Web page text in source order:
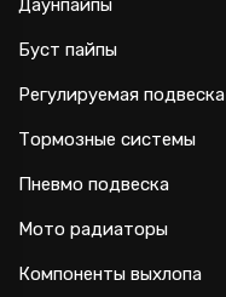
Даунпайпы
Буст пайпы
Регулируемая подвеска
Тормозные системы
Пневмо подвеска
Мото радиаторы
Компоненты выхлопа